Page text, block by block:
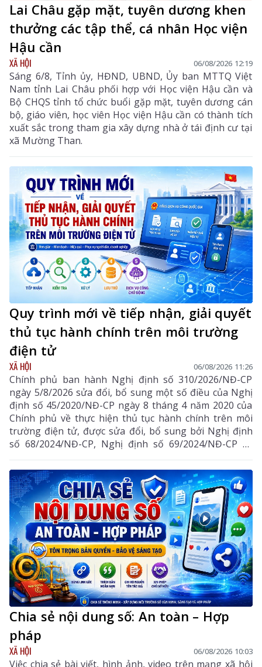
Lai Châu gặp mặt, tuyên dương khen
thưởng các tập thể, cá nhân Học viện
Hậu cần
XÃ HỘI 06/08/2026 12:19
Sáng 6/8, Tỉnh ủy, HĐND, UBND, Ủy ban MTTQ Việt
Nam tỉnh Lai Châu phối hợp với Học viện Hậu cần và
Bộ CHQS tỉnh tổ chức buổi gặp mặt, tuyên dương cán
bộ, giáo viên, học viên Học viện Hậu cần có thành tích
xuất sắc trong tham gia xây dựng nhà ở tái định cư tại
xã Mường Than.
Quy trình mới về tiếp nhận, giải quyết
thủ tục hành chính trên môi trường
điện tử
XÃ HỘI 06/08/2026 11:26
Chính phủ ban hành Nghị định số 310/2026/NĐ-CP
ngày 5/8/2026 sửa đổi, bổ sung một số điều của Nghị
định số 45/2020/NĐ-CP ngày 8 tháng 4 năm 2020 của
Chính phủ về thực hiện thủ tục hành chính trên môi
trường điện tử, được sửa đổi, bổ sung bởi Nghị định
số 68/2024/NĐ-CP, Nghị định số 69/2024/NĐ-CP và
Nghị định số 118/2025/NĐ-CP.
Chia sẻ nội dung số: An toàn – Hợp
pháp
XÃ HỘI 06/08/2026 10:03
Việc chia sẻ bài viết, hình ảnh, video trên mạng xã hội